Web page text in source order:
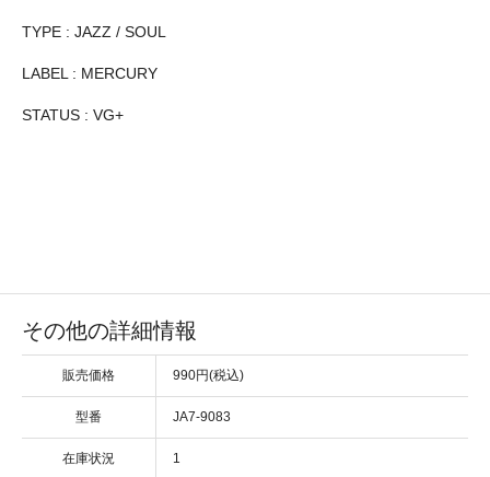
TYPE : JAZZ / SOUL
LABEL : MERCURY
STATUS : VG+
その他の詳細情報
販売価格 990円(税込)
型番 JA7-9083
在庫状況 1